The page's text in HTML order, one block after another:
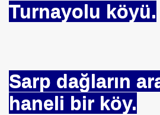
Turnayolu köyü.
Sarp dağların
haneli bir köy.